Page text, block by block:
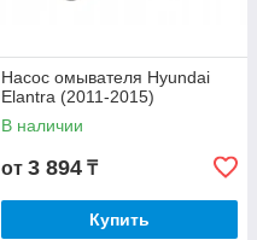
Насос омывателя Hyundai
Elantra (2011-2015)
В наличии
от 3 894 ₸
Купить